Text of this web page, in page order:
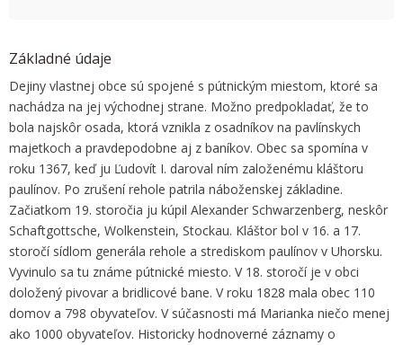
Základné údaje
Dejiny vlastnej obce sú spojené s pútnickým miestom, ktoré sa
nachádza na jej východnej strane. Možno predpokladať, že to
bola najskôr osada, ktorá vznikla z osadníkov na pavlínskych
majetkoch a pravdepodobne aj z baníkov. Obec sa spomína v
roku 1367, keď ju Ľudovít I. daroval ním založenému kláštoru
paulínov. Po zrušení rehole patrila náboženskej základine.
Začiatkom 19. storočia ju kúpil Alexander Schwarzenberg, neskôr
Schaftgottsche, Wolkenstein, Stockau. Kláštor bol v 16. a 17.
storočí sídlom generála rehole a strediskom paulínov v Uhorsku.
Vyvinulo sa tu známe pútnické miesto. V 18. storočí je v obci
doložený pivovar a bridlicové bane. V roku 1828 mala obec 110
domov a 798 obyvateľov. V súčasnosti má Marianka niečo menej
ako 1000 obyvateľov. Historicky hodnoverné záznamy o